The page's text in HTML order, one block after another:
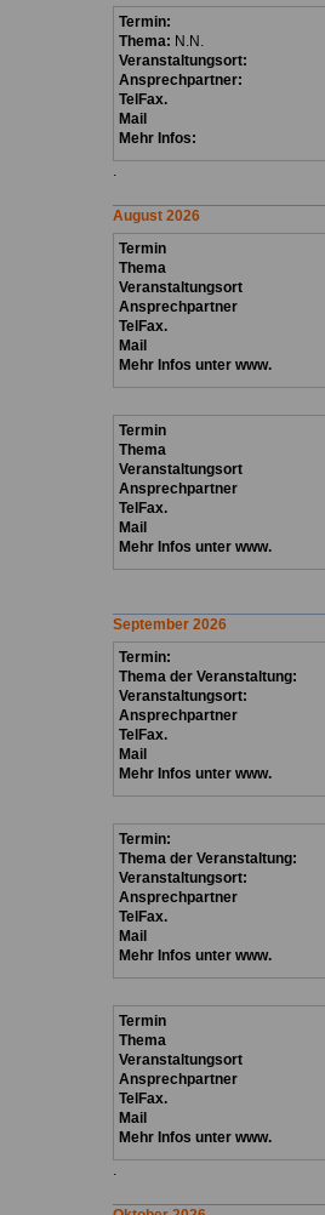
Termin:
Thema: N.N.
Veranstaltungsort:
Ansprechpartner:
TelFax.
Mail
Mehr Infos:
.
August 2026
Termin
Thema
Veranstaltungsort
Ansprechpartner
TelFax.
Mail
Mehr Infos unter www.
Termin
Thema
Veranstaltungsort
Ansprechpartner
TelFax.
Mail
Mehr Infos unter www.
September 2026
Termin:
Thema der Veranstaltung:
Veranstaltungsort:
Ansprechpartner
TelFax.
Mail
Mehr Infos unter www.
Termin:
Thema der Veranstaltung:
Veranstaltungsort:
Ansprechpartner
TelFax.
Mail
Mehr Infos unter www.
Termin
Thema
Veranstaltungsort
Ansprechpartner
TelFax.
Mail
Mehr Infos unter www.
.